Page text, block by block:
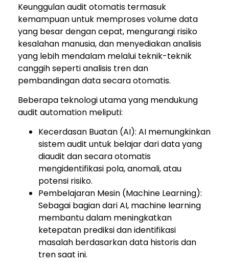
Keunggulan audit otomatis termasuk
kemampuan untuk memproses volume data
yang besar dengan cepat, mengurangi risiko
kesalahan manusia, dan menyediakan analisis
yang lebih mendalam melalui teknik-teknik
canggih seperti analisis tren dan
pembandingan data secara otomatis.
Beberapa teknologi utama yang mendukung
audit automation meliputi:
Kecerdasan Buatan (AI): AI memungkinkan
sistem audit untuk belajar dari data yang
diaudit dan secara otomatis
mengidentifikasi pola, anomali, atau
potensi risiko.
Pembelajaran Mesin (Machine Learning):
Sebagai bagian dari AI, machine learning
membantu dalam meningkatkan
ketepatan prediksi dan identifikasi
masalah berdasarkan data historis dan
tren saat ini.